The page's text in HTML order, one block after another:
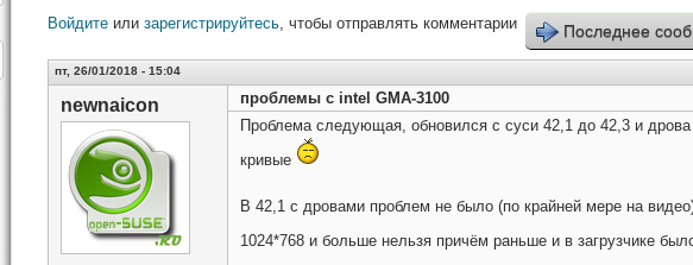
Войдите или зарегистрируйтесь, чтобы отправлять комментарии Последнее
пт, 26/01/2018 - 15:04
newnaicon
проблемы с intel GMA-3100
Проблема следующая, обновился с суси 42,1 до 42,3 и
кривые
В 42,1 с дровами проблем не было (по крайней мере на
1024*768 и больше нельзя причём раньше и в загрузчике